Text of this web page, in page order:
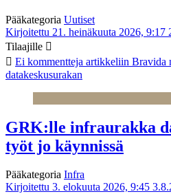
Pääkategoria Uutiset
Kirjoitettu 21. heinäkuuta 2026, 9:17
Tilaajille
Ei kommentteja artikkeliin Bravida
datakeskusurakan
GRK:lle infraurakka
työt jo käynnissä
Pääkategoria Infra
Kirjoitettu 3. elokuuta 2026, 9:45